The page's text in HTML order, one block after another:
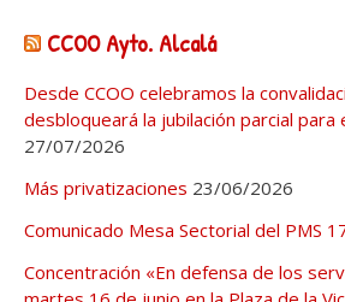
CCOO Ayto. Alcalá
Desde CCOO celebramos la
desbloqueará la jubilación parcial para
27/07/2026
Más privatizaciones 23/06/2026
Comunicado Mesa Sectorial del PMS
Concentración «En defensa de los